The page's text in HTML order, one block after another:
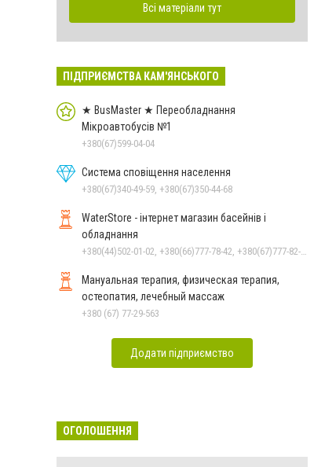
Всі матеріали тут
ПІДПРИЄМСТВА КАМ'ЯНСЬКОГО
★ BusMaster ★ Переобладнання
Мікроавтобусів №1
+380(67)599-04-04
Система сповіщення населення
+380(67)340-49-59, +380(67)350-44-68
WaterStore - інтернет магазин басейнів і
обладнання
Мануальная терапия, физическая терапия,
остеопатия, лечебный массаж
+380 (67) 77-29-563
Додати підприємство
ОГОЛОШЕННЯ